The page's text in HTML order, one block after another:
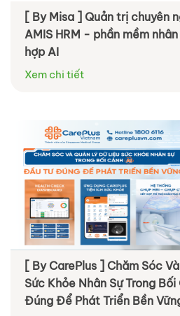
[ By Misa ] Quản trị chuyên
AMIS HRM - phần mềm
hợp AI
Xem chi tiết
[ By CarePlus ] Chăm Sóc
Sức Khỏe Nhân Sự Trong
Đúng Để Phát Triển Bền